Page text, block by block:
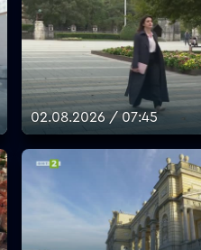
02.08.2026 / 07:45